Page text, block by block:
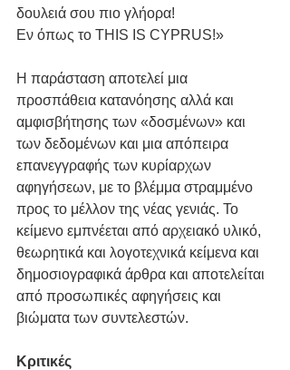
δουλειά σου πιο γλήορα!
Εν όπως το THIS IS CYPRUS!»
Η παράσταση αποτελεί μια
προσπάθεια κατανόησης αλλά και
αμφισβήτησης των «δοσμένων» και
των δεδομένων και μια απόπειρα
επανεγγραφής των κυρίαρχων
αφηγήσεων, με το βλέμμα στραμμένο
προς το μέλλον της νέας γενιάς. Το
κείμενο εμπνέεται από αρχειακό υλικό,
θεωρητικά και λογοτεχνικά κείμενα και
δημοσιογραφικά άρθρα και αποτελείται
από προσωπικές αφηγήσεις και
βιώματα των συντελεστών.
Κριτικές